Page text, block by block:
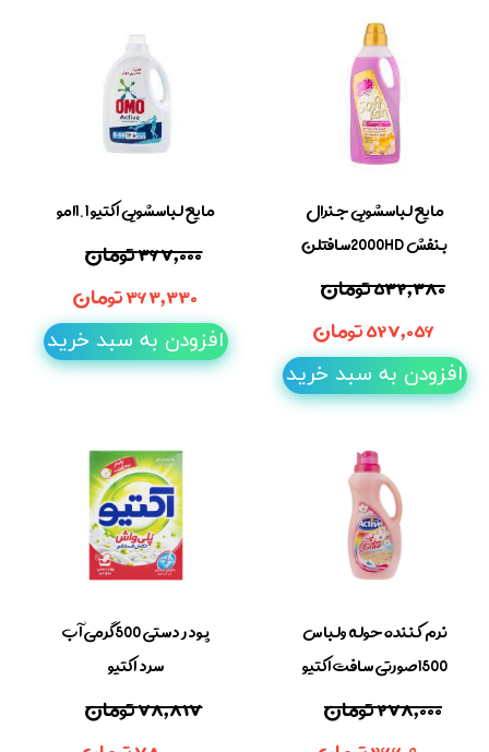
مایع لباسشویی جنرال
بنفش 2000HDسافتلن
۵۳۲,۳۸۰ تومان
۵۲۷,۰۵۶ تومان
افزودن به سبد خرید
مایع لباسشویی اکتیو 1.1امو
۳۶۷,۰۰۰ تومان
۳۶۳,۳۳۰ تومان
افزودن به سبد خرید
نرم کننده حوله ولباس
1500صورتی سافت اکتیو
۲۷۸,۰۰۰ تومان
پودر دستی 500گرمی آب
سرد اکتیو
۷۸,۸۱۷ تومان